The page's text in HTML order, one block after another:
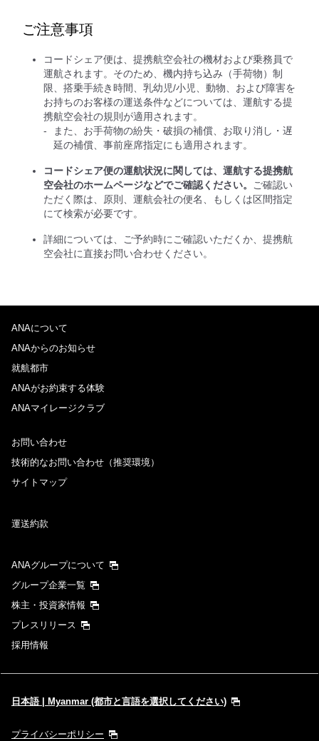
ご注意事項
コードシェア便は、提携航空会社の機材および乗務員で
運航されます。そのため、機内持ち込み（手荷物）制
限、搭乗手続き時間、乳幼児/小児、動物、および障害を
お持ちのお客様の運送条件などについては、運航する提
携航空会社の規則が適用されます。
また、お手荷物の紛失・破損の補償、お取り消し・遅
延の補償、事前座席指定にも適用されます。
コードシェア便の運航状況に関しては、運航する提携航
空会社のホームページなどでご確認ください。
ご確認い
ただく際は、原則、運航会社の便名、もしくは区間指定
にて検索が必要です。
詳細については、ご予約時にご確認いただくか、提携航
空会社に直接お問い合わせください。
ANAについて
ANAからのお知らせ
就航都市
ANAがお約束する体験
ANAマイレージクラブ
お問い合わせ
技術的なお問い合わせ（推奨環境）
サイトマップ
運送約款
ANAグループについて
グループ企業一覧
株主・投資家情報
プレスリリース
採用情報
日本語 | Myanmar (都市と言語を選択してください)
プライバシーポリシー